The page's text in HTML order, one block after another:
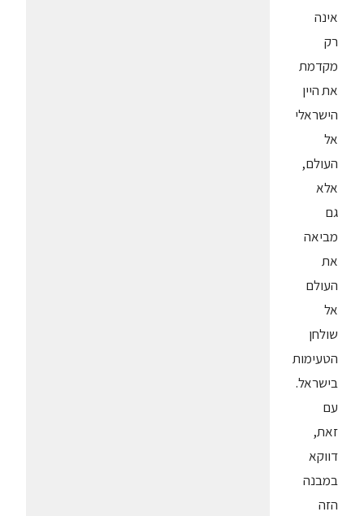
אינה
רק
מקדמת
את היין
הישראלי
אל
העולם,
אלא
גם
מביאה
את
העולם
אל
שולחן
הטעימות
בישראל.
עם
זאת,
דווקא
במבנה
הזה